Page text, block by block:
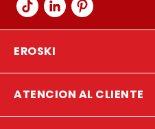
EROSKI
ATENCION AL CLIENTE